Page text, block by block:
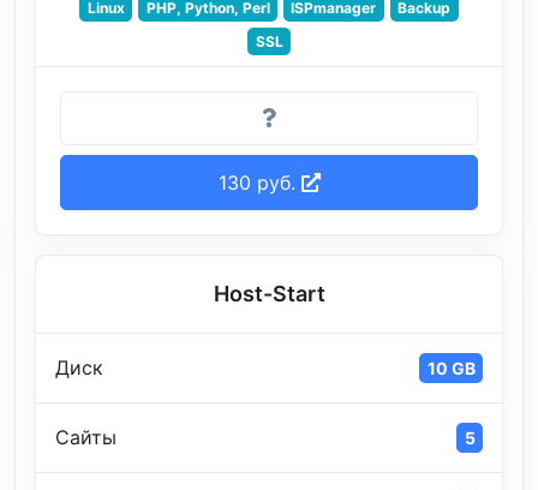
Linux PHP, Python, Perl ISPmanager
Backup
SSL
130 руб.
Host-Start
Диск 10 GB
Сайты 5